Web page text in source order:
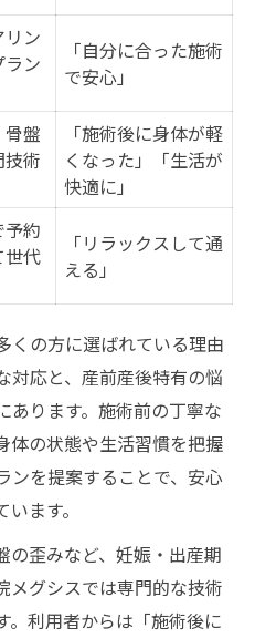
ン
ン
「自分に合った施術
で安心」
盤
術
「施術後に身体が軽
くなった」「生活が
快適に」
約
世代
「リラックスして通
える」
くの方に選ばれている理由
対応と、産前産後特有の悩
あります。施術前の丁寧な
体の状態や生活習慣を把握
ンを提案することで、安心
ます。
の歪みなど、妊娠・出産期
メグシスでは専門的な技術
。利用者からは「施術後に